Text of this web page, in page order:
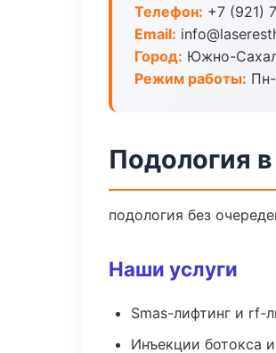
Телефон: +7 (921)
Email:
Город: Южно-
Режим работы:
Подология
подология без
Наши услуги
Smas-лифтинг и rf-
Инъекции ботокса